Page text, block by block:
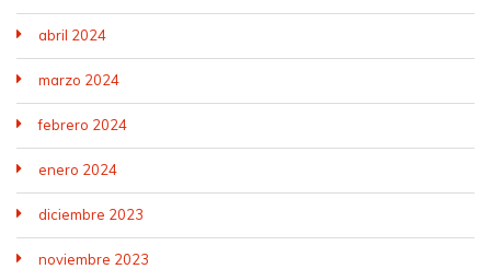
abril 2024
marzo 2024
febrero 2024
enero 2024
diciembre 2023
noviembre 2023